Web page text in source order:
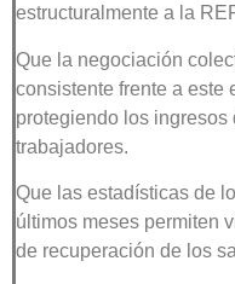
estructuralmente a la
Que la negociación
consistente frente a este
protegiendo los
trabajadores.
Que las estadísticas de
últimos meses permiten
de recuperación de los